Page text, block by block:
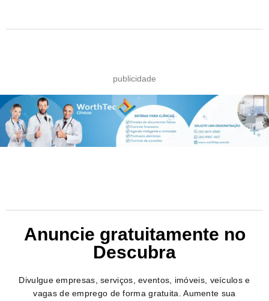
publicidade
Anuncie gratuitamente no
Descubra
Divulgue empresas, serviços, eventos, imóveis, veículos e
vagas de emprego de forma gratuita. Aumente sua